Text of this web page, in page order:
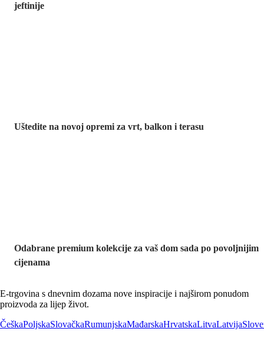
jeftinije
Uštedite na novoj opremi za vrt, balkon i terasu
Odabrane premium kolekcije za vaš dom sada po povoljnijim
cijenama
E-trgovina s dnevnim dozama nove inspiracije i najširom ponudom
proizvoda za lijep život.
ČeškaPoljskaSlovačkaRumunjskaMađarskaHrvatskaLitvaLatvija